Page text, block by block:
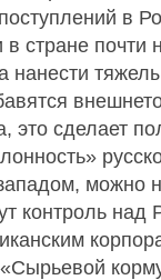
в
стране почти
нанести
это сделает
можно
контроль над